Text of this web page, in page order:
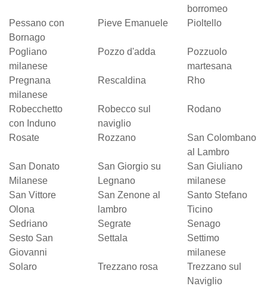
borromeo
Pessano con
Bornago
Pieve Emanuele Pioltello
Pogliano
milanese
Pozzo d'adda
Pozzuolo
martesana
Pregnana
milanese
Rescaldina Rho
Robecchetto
con Induno
Robecco sul
naviglio
Rodano
Rosate Rozzano
San Colombano
al Lambro
San Donato
Milanese
San Giorgio su
Legnano
San Giuliano
milanese
San Vittore
Olona
San Zenone al
lambro
Santo Stefano
Ticino
Sedriano
Segrate
Senago
Sesto San
Giovanni
Settala
Settimo
milanese
Solaro
Trezzano rosa
Trezzano sul
Naviglio